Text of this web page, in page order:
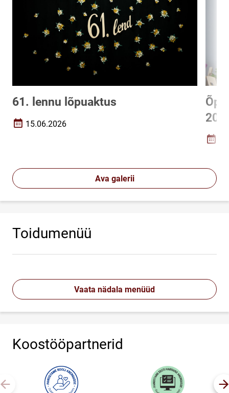
61. lennu lõpuaktus
Loomise kuupäev
15.06.2026
Ava galerii
Toidumenüü
Vaata nädala menüüd
Koostööpartnerid